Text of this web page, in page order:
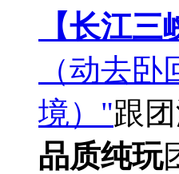
【长江
（动去
境）"跟
品质纯玩